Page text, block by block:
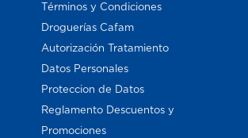
Términos y Condiciones
Droguerías Cafam
Autorización Tratamiento
Datos Personales
Proteccion de Datos
Reglamento Descuentos y
Promociones